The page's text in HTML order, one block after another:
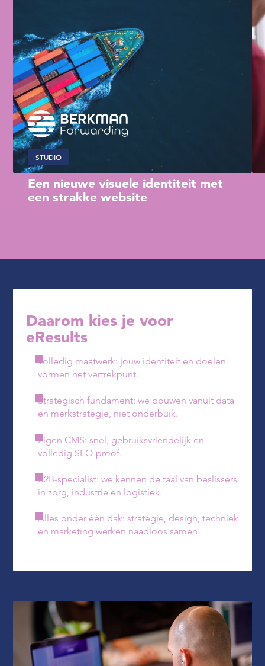
STUDIO
Een nieuwe visuele identiteit met
een strakke website
Daarom kies je voor
eResults
Volledig maatwerk: jouw identiteit en doelen
vormen het vertrekpunt.
Strategisch fundament: we bouwen vanuit data
en merkstrategie, niet onderbuik.
Eigen CMS: snel, gebruiksvriendelijk en
volledig SEO-proof.
B2B-specialist: we kennen de taal van beslissers
in zorg, industrie en logistiek.
Alles onder één dak: strategie, design, techniek
en marketing werken naadloos samen.